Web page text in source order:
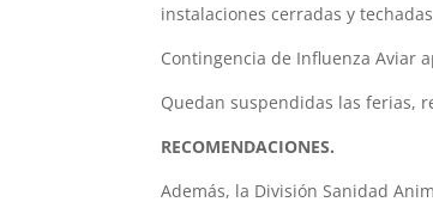
instalaciones cerradas y
Contingencia de Influenza Aviar
Quedan suspendidas las ferias,
RECOMENDACIONES.
Además, la División Sanidad